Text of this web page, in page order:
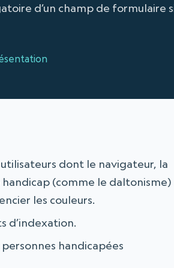
d’un champ de formulaire
dont le navigateur, la
(comme le daltonisme)
les couleurs.
d’indexation.
handicapées